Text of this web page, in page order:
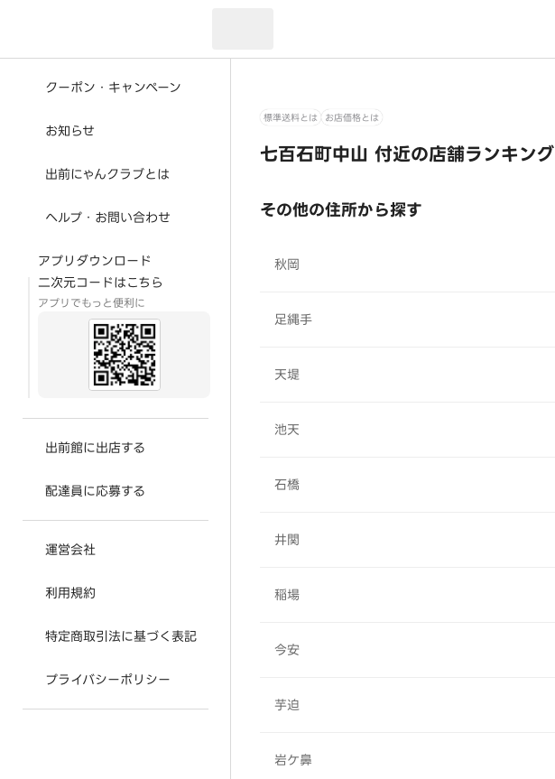
クーポン・キャンペーン
お知らせ
出前にゃんクラブとは
ヘルプ・お問い合わせ
アプリダウンロード
二次元コードはこちら
アプリでもっと便利に
出前館に出店する
配達員に応募する
運営会社
利用規約
特定商取引法に基づく表記
プライバシーポリシー
標準送料とは お店価格とは
七百石町中山 付近の店舗ランキング
その他の住所から探す
秋岡
足縄手
天堤
池天
石橋
井関
稲場
今安
芋迫
岩ケ鼻